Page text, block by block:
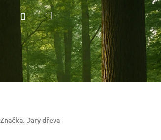
HledatPřihlášeníNákupní
košík
Značka: Dary dřeva